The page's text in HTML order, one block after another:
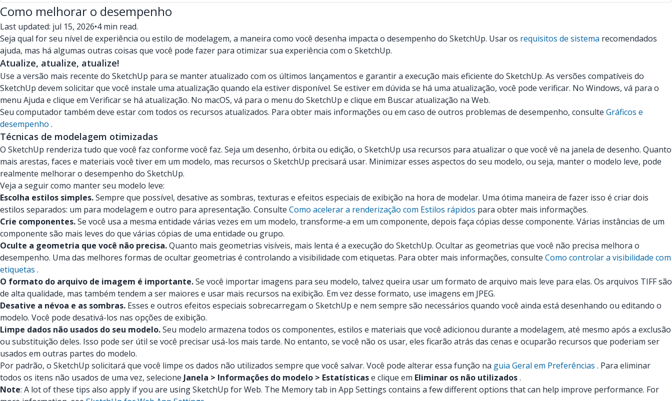
Como melhorar o desempenho
Last updated: jul 15, 2026•4 min read.
Seja qual for seu nível de experiência ou estilo de modelagem, a maneira como você desenha impacta o desempenho do SketchUp. Usar os requisitos de sistema recomendados
ajuda, mas há algumas outras coisas que você pode fazer para otimizar sua experiência com o SketchUp.
Atualize, atualize, atualize!
Use a versão mais recente do SketchUp para se manter atualizado com os últimos lançamentos e garantir a execução mais eficiente do SketchUp. As versões compatíveis do
SketchUp devem solicitar que você instale uma atualização quando ela estiver disponível. Se estiver em dúvida se há uma atualização, você pode verificar. No Windows, vá para o
menu Ajuda e clique em Verificar se há atualização. No macOS, vá para o menu do SketchUp e clique em Buscar atualização na Web.
Seu computador também deve estar com todos os recursos atualizados. Para obter mais informações ou em caso de outros problemas de desempenho, consulte Gráficos e
desempenho .
Técnicas de modelagem otimizadas
O SketchUp renderiza tudo que você faz conforme você faz. Seja um desenho, órbita ou edição, o SketchUp usa recursos para atualizar o que você vê na janela de desenho. Quanto
mais arestas, faces e materiais você tiver em um modelo, mas recursos o SketchUp precisará usar. Minimizar esses aspectos do seu modelo, ou seja, manter o modelo leve, pode
realmente melhorar o desempenho do SketchUp.
Veja a seguir como manter seu modelo leve:
Escolha estilos simples.Sempre que possível, desative as sombras, texturas e efeitos especiais de exibição na hora de modelar. Uma ótima maneira de fazer isso é criar dois
estilos separados: um para modelagem e outro para apresentação. Consulte Como acelerar a renderização com Estilos rápidos para obter mais informações.
Crie componentes.Se você usa a mesma entidade várias vezes em um modelo, transforme-a em um componente, depois faça cópias desse componente. Várias instâncias de um
componente são mais leves do que várias cópias de uma entidade ou grupo.
Oculte a geometria que você não precisa.Quanto mais geometrias visíveis, mais lenta é a execução do SketchUp. Ocultar as geometrias que você não precisa melhora o
desempenho. Uma das melhores formas de ocultar geometrias é controlando a visibilidade com etiquetas. Para obter mais informações, consulte Como controlar a visibilidade com
etiquetas .
O formato do arquivo de imagem é importante.Se você importar imagens para seu modelo, talvez queira usar um formato de arquivo mais leve para elas. Os arquivos TIFF são
de alta qualidade, mas também tendem a ser maiores e usar mais recursos na exibição. Em vez desse formato, use imagens em JPEG.
Desative a névoa e as sombras. Esses e outros efeitos especiais sobrecarregam o SketchUp e nem sempre são necessários quando você ainda está desenhando ou editando o
modelo. Você pode desativá-los nas opções de exibição.
Limpe dados não usados do seu modelo.Seu modelo armazena todos os componentes, estilos e materiais que você adicionou durante a modelagem, até mesmo após a exclusão
ou substituição deles. Isso pode ser útil se você precisar usá-los mais tarde. No entanto, se você não os usar, eles ficarão atrás das cenas e ocuparão recursos que poderiam ser
usados em outras partes do modelo.
Por padrão, o SketchUp solicitará que você limpe os dados não utilizados sempre que você salvar. Você pode alterar essa função na guia Geral em Preferências . Para eliminar
todos os itens não usados de uma vez, selecione Janela > Informações do modelo > Estatísticase clique em Eliminar os não utilizados.
Note: A lot of these tips also apply if you are using SketchUp for Web. The Memory tab in App Settings contains a few different options that can help improve performance. For